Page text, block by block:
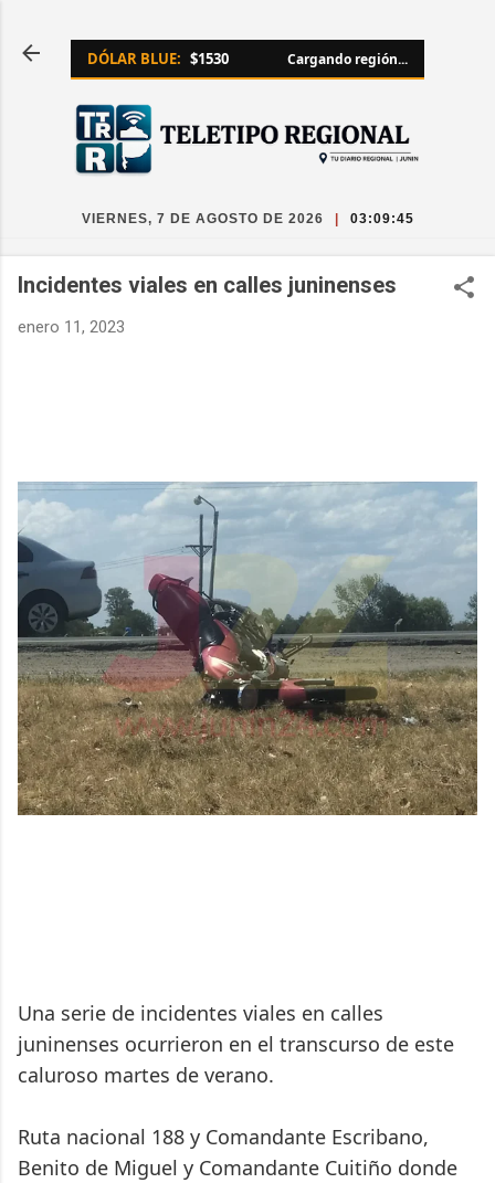
DÓLAR BLUE: $1530 Cargando región...
VIERNES, 7 DE AGOSTO DE 2026 03:09:46
Incidentes viales en calles juninenses
enero 11, 2023
Una serie de incidentes viales en calles
juninenses ocurrieron en el transcurso de este
caluroso martes de verano.
Ruta nacional 188 y Comandante Escribano,
Benito de Miguel y Comandante Cuitiño donde